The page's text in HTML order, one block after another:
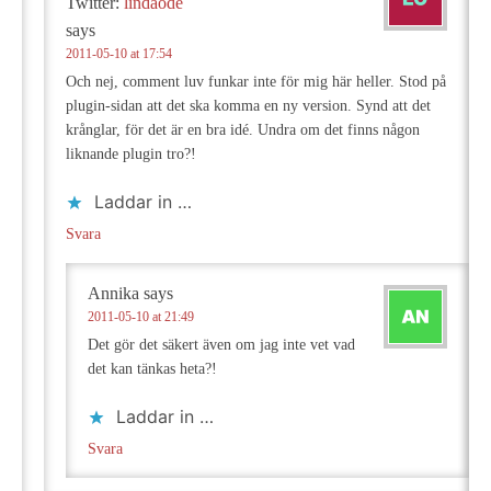
says
2011-05-10 at 17:54
Och nej, comment luv funkar inte för mig här heller. Stod på
plugin-sidan att det ska komma en ny version. Synd att det
krånglar, för det är en bra idé. Undra om det finns någon
liknande plugin tro?!
Laddar in …
Svara
Annika says
2011-05-10 at 21:49
Det gör det säkert även om jag inte vet vad
det kan tänkas heta?!
Laddar in …
Svara